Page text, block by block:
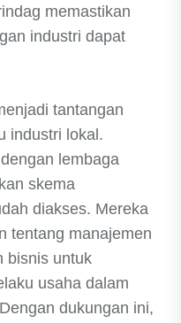
memastikan
industri dapat
tantangan
industri lokal.
lembaga
skema
diakses. Mereka
tentang manajemen
bisnis untuk
usaha dalam
dukungan ini,